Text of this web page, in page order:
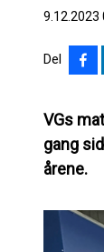
9.12.2023
Del
VGs
gang
årene.